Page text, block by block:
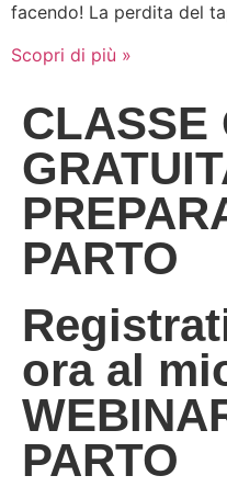
facendo! La perdita del
Scopri di più »
CLASSE
PARTO
ora al
PARTO